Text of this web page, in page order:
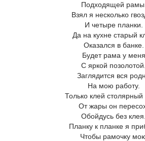
Подходящей рамы.
Взял я несколько
И четыре планки.
Да на кухне старый
Оказался в банке.
Будет рама у меня
С яркой позолотой.
Заглядится вся
На мою работу.
Только клей столярный
От жары он
Обойдусь без клея.
Планку к планке я
Чтобы рамочку